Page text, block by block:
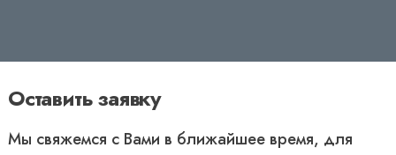
Оставить заявку
Мы свяжемся с Вами в ближайшее время, для